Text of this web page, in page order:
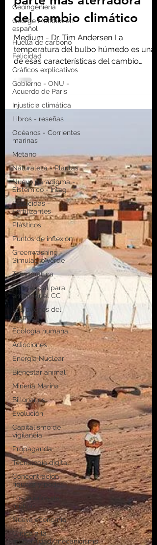
Geoingeniería
George Monbiot en
español
Huella de carbono
Felicidad
Gráficos explicativos
Gobierno - ONU -
Acuerdo de Paris
Injusticia climática
Libros - reseñas
Océanos - Corrientes
marinas
Metano
Naturaleza - Plantas
Nuevo paradigma -
Sistémico - Integ
Pesticidas -
Fertilizantes
Plásticos
Puntos de inflexión
Greenwashing -
Simulacro verde
Temperatura
Lo esencial para
entender el CC
Los dueños del
mundo
Ecología humana
Adicciones
Energía Nuclear
Bienestar animal
Minería Marina
Billonarios
Evolución
Capitalismo de
vigilancia
Propaganda
Tecnología digital
Concentración
riqueza y poder
Los dueños del
mundo
Nueva economía
Crítica a la
modernidad/mecanicismo
bulbo húmedo es la
parte más aterradora
del cambio climático
Medium - Dr. Tim Andersen La
temperatura del bulbo húmedo es una
de esas características del cambio